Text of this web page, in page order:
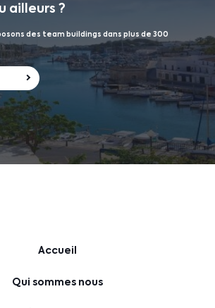
ailleurs ?
des team buildings dans plus de 300
Accueil
Qui sommes nous